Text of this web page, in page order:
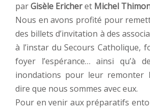
parGisèle Ericheret Michel
Nous en avons profité pour
des billets d’invitation à des
à l’instar du Secours Catholique,
foyer l’espérance… ainsi qu’à
inondations pour leur remonter
dire que nous sommes avec eux.
Pour en venir aux préparatifs